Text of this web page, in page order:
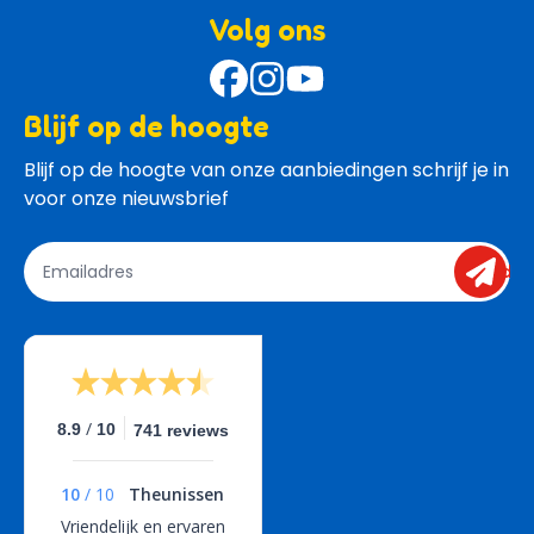
Volg ons
Blijf op de hoogte
Blijf op de hoogte van onze aanbiedingen schrijf je in
voor onze nieuwsbrief
send
8.9 / 10 741 reviews
10 / 10
Theunissen
Vriendelijk en ervaren